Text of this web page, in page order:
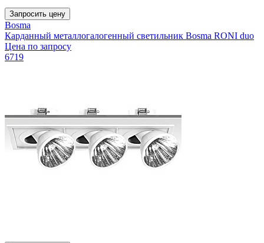
Запросить цену
Bosma
Карданный металлогалогенный светильник Bosma RONI duo
Цена по запросу
6719